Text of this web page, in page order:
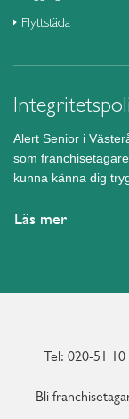
Flyttstäda
Alert Senior i
som
kunna känna dig
Läs mer
Tel: 020-51 10
Bli